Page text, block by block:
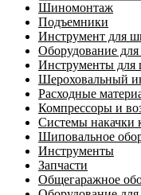
Шиномонтаж
Подъемники
Инструмент для
Оборудование
Инструменты для
Шероховальный
Расходные
Компрессоры и
Системы накачки
Шиповальное
Инструменты
Запчасти
Общегаражное